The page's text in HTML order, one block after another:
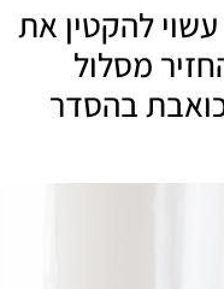
להקטין את
מסלול
בהסדר